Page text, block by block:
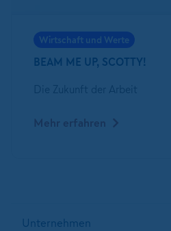
Wirtschaft und Werte
BEAM ME UP, SCOTTY!
Mehr erfahren
Unternehmen